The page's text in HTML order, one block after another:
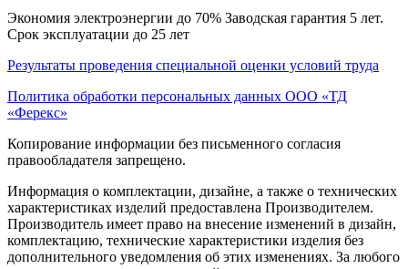
Экономия электроэнергии до 70% Заводская гарантия 5 лет.
Срок эксплуатации до 25 лет
Результаты проведения специальной оценки условий труда
Политика обработки персональных данных ООО «ТД
«Ферекс»
Копирование информации без письменного согласия
правообладателя запрещено.
Информация о комплектации, дизайне, а также о технических
характеристиках изделий предоставлена Производителем.
Производитель имеет право на внесение изменений в дизайн,
комплектацию, технические характеристики изделия без
дополнительного уведомления об этих изменениях. За любого